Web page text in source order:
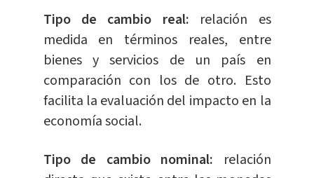
Tipo de cambio real: relación es
medida en términos reales, entre
bienes y servicios de un país en
comparación con los de otro. Esto
facilita la evaluación del impacto en la
economía social.
Tipo de cambio nominal: relación